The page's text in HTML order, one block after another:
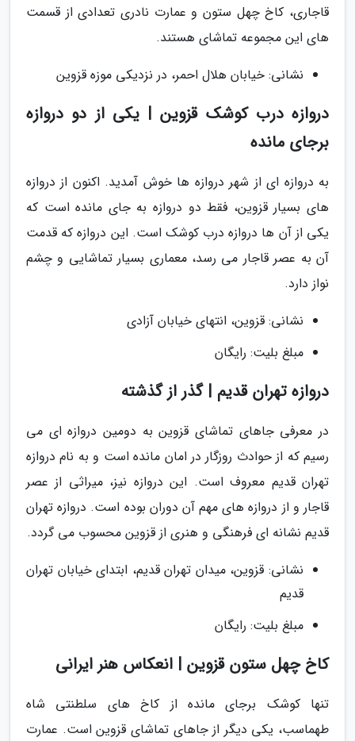
قاجاری، کاخ چهل ستون و عمارت نادری تعدادی از قسمت
های این مجموعه تماشای هستند.
نشانی: خیابان هلال احمر، در نزدیکی موزه قزوین
دروازه درب کوشک قزوین | یکی از دو دروازه
برجای مانده
به دروازه ای از شهر دروازه ها خوش آمدید. اکنون از دروازه
های بسیار قزوین، فقط دو دروازه به جای مانده است که
یکی از آن ها دروازه درب کوشک است. این دروازه که قدمت
آن به عصر قاجار می رسد، معماری بسیار تماشایی و چشم
نواز دارد.
نشانی: قزوین، انتهای خیابان آزادی
مبلغ بلیت: رایگان
دروازه تهران قدیم | گذر از گذشته
در معرفی جاهای تماشای قزوین به دومین دروازه ای می
رسیم که از حوادث روزگار در امان مانده است و به نام دروازه
تهران قدیم معروف است. این دروازه نیز، میراثی از عصر
قاجار و از دروازه های مهم آن دوران بوده است. دروازه تهران
قدیم نشانه ای فرهنگی و هنری از قزوین محسوب می گردد.
نشانی: قزوین، میدان تهران قدیم، ابتدای خیابان تهران
قدیم
مبلغ بلیت: رایگان
کاخ چهل ستون قزوین | انعکاس هنر ایرانی
تنها کوشک برجای مانده از کاخ های سلطنتی شاه
طهماسب، یکی دیگر از جاهای تماشای قزوین است. عمارت